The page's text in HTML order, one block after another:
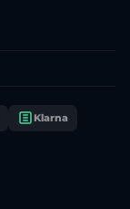
Klarna